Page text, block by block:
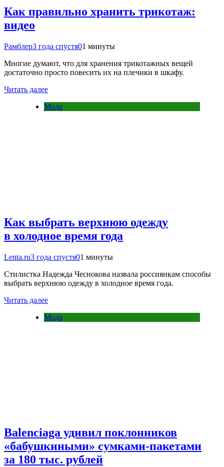
Как правильно хранить трикотаж:
видео
Рамблер3 года спустя01 минуты
Многие думают, что для хранения трикотажных вещей
достаточно просто повесить их на плечики в шкафу.
Читать далее
Мода
Как выбрать верхнюю одежду
в холодное время года
Lenta.ru3 года спустя01 минуты
Стилистка Надежда Чеснокова назвала россиянкам способы
выбрать верхнюю одежду в холодное время года.
Читать далее
Мода
Balenciaga удивил поклонников
«бабушкиными» сумками-пакетами
за 180 тыс. рублей